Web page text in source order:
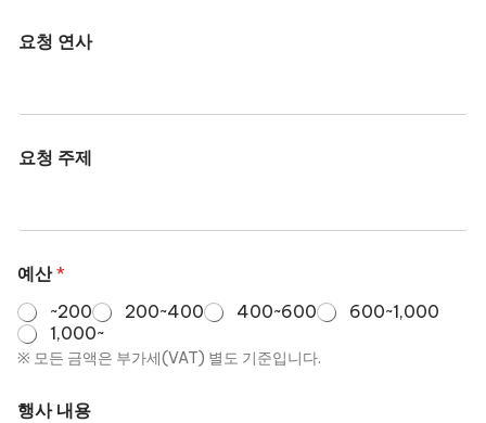
요청 연사
요청 주제
예산*
~200
200~400 400~600
600~1,000
1,000~
※ 모든 금액은 부가세(VAT) 별도 기준입니다.
행사 내용